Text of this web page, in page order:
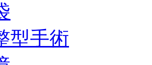
型手術